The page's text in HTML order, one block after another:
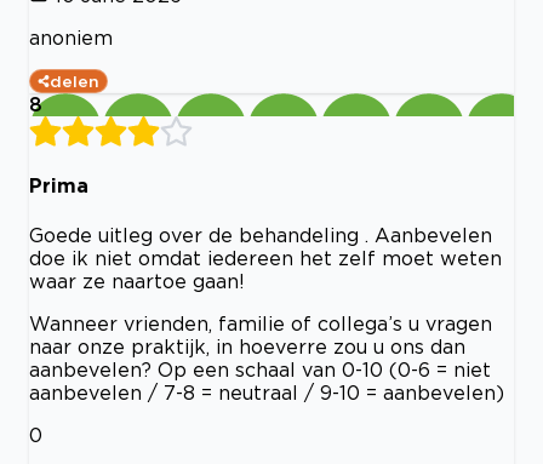
anoniem
delen
8
Prima
Goede uitleg over de behandeling . Aanbevelen
doe ik niet omdat iedereen het zelf moet weten
waar ze naartoe gaan!
Wanneer vrienden, familie of collega’s u vragen
naar onze praktijk, in hoeverre zou u ons dan
aanbevelen? Op een schaal van 0-10 (0-6 = niet
aanbevelen / 7-8 = neutraal / 9-10 = aanbevelen)
0